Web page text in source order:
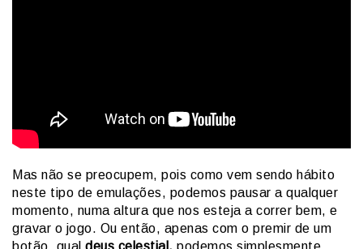
Mas não se preocupem, pois como vem sendo hábito
neste tipo de emulações, podemos pausar a qualquer
momento, numa altura que nos esteja a correr bem, e
gravar o jogo. Ou então, apenas com o premir de um
botão, qual deus celestial, podemos simplesmente